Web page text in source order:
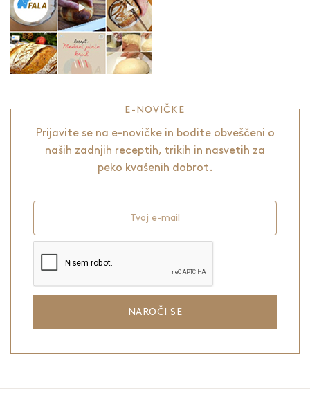
E-NOVIČKE
Prijavite se na e-novičke in bodite obveščeni o
naših zadnjih receptih, trikih in nasvetih za
peko kvašenih dobrot.
Tvoj e-mail
NAROČI SE